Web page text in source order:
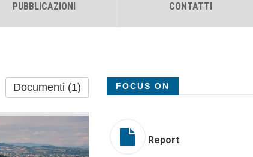
PUBBLICAZIONI CONTATTI
Documenti (1) FOCUS ON
Report